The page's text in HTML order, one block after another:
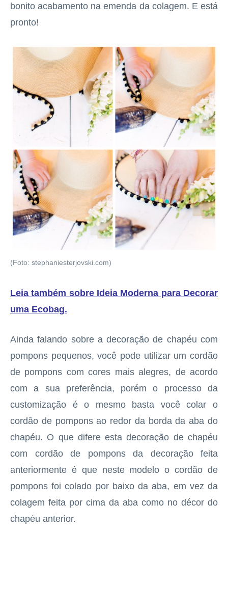
bonito acabamento na emenda da colagem. E está
pronto!
(Foto: stephaniesterjovski.com)
Leia também sobre Ideia Moderna para Decorar
uma Ecobag.
Ainda falando sobre a decoração de chapéu com
pompons pequenos, você pode utilizar um cordão
de pompons com cores mais alegres, de acordo
com a sua preferência, porém o processo da
customização é o mesmo basta você colar o
cordão de pompons ao redor da borda da aba do
chapéu. O que difere esta decoração de chapéu
com cordão de pompons da decoração feita
anteriormente é que neste modelo o cordão de
pompons foi colado por baixo da aba, em vez da
colagem feita por cima da aba como no décor do
chapéu anterior.